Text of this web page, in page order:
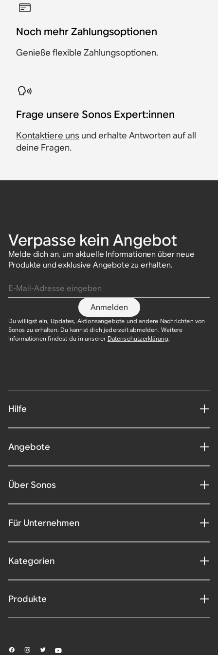
Noch mehr Zahlungsoptionen
Genieße flexible Zahlungsoptionen.
​Frage unsere Sonos Expert:innen
Kontaktiere uns und erhalte Antworten auf all
deine Fragen.
Verpasse kein Angebot
Melde dich an, um aktuelle Informationen über neue
Produkte und exklusive Angebote zu erhalten.
Anmelden
Du willigst ein, Updates, Aktionsangebote und andere Nachrichten von
Sonos zu erhalten. Du kannst dich jederzeit abmelden. Weitere
Informationen findest du in unserer Datenschutzerklärung.​
Hilfe
Angebote
Über Sonos
Für Unternehmen
Kategorien
Produkte